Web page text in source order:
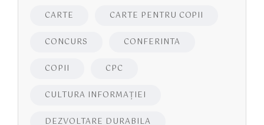
CARTE CARTE PENTRU COPII
CONCURS CONFERINTA
COPII CPC
CULTURA INFORMAŢIEI
DEZVOLTARE DURABILA